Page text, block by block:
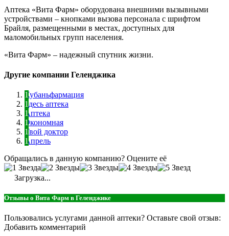
Аптека «Вита Фарм» оборудована внешними вызывными
устройствами – кнопками вызова персонала с шрифтом
Брайля, размещенными в местах, доступных для
маломобильных групп населения.
«Вита Фарм» – надежный спутник жизни.
Другие компании Геленджика
Кубаньфармация
Здесь аптека
Аптека
Экономная
Твой доктор
Апрель
Обращались в данную компанию? Оцените её
Загрузка...
Отзывы о Вита Фарм в Геленджике
Пользовались услугами данной аптеки? Оставьте свой отзыв:
Добавить комментарий